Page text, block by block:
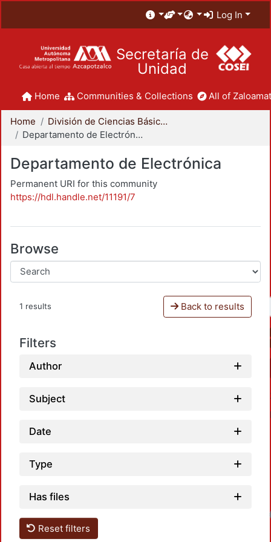
Log In
Secretaría de
Unidad
Home Communities & Collections All of
Home
División de Ciencias Básicas e Ingeniería
Departamento de Electrónica
Departamento de Electrónica
Permanent URI for this community
https://hdl.handle.net/11191/7
Browse
1 results Back to results
Filters
Author
Subject
Date
Type
Has files
Reset filters